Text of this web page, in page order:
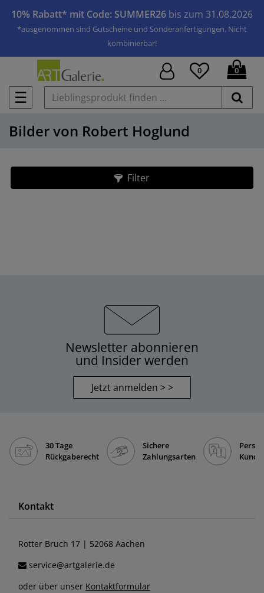
10% Rabatt* mit Code: SUMMER26 bis zum 31.08.2026
*ausgenommen sind Gutscheine und Sonderanfertigungen. Nicht
kombinierbar!
☰
0 0
Bilder von Robert Hoglund
Filter
Newsletter abonnieren
und Insider werden
Jetzt anmelden > >
30 Tage
Rückgaberecht
Sichere
Zahlungsarten
Kontakt
Rotter Bruch 17 | 52068 Aachen
service@artgalerie.de
oder über unser Kontaktformular